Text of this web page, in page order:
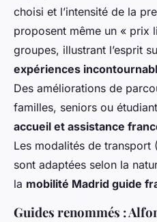
choisi et l’intensité de la
proposent même un « prix
groupes, illustrant l’esprit
expériences
Des améliorations de
familles, seniors ou
accueil et assistance
Les modalités de transport
sont adaptées selon la
la mobilité Madrid guide
Guides renommés :